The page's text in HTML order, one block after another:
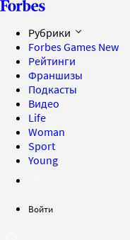
Рубрики
Forbes Games New
Рейтинги
Франшизы
Подкасты
Видео
Life
Woman
Sport
Young
Войти